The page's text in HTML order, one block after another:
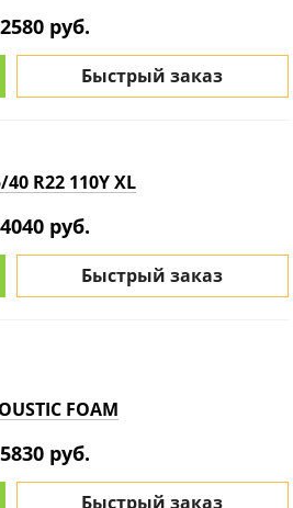
руб.
Быстрый заказ
40 R22 110Y XL
руб.
Быстрый заказ
FOAM
руб.
Быстрый заказ